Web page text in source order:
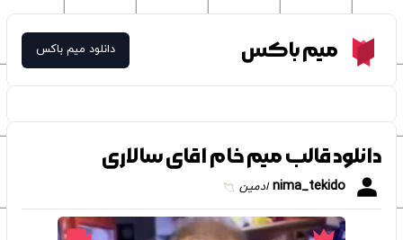
Meme Boxمیم باکس دانلود میم باکس
دانلود قالب میم خام اقای سالاری
nima_tekido ادمین